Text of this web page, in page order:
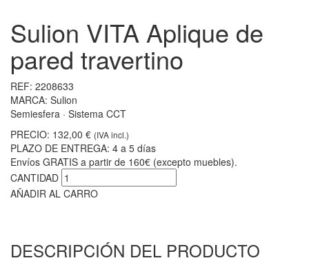
Sulion VITA Aplique de
pared travertino
REF: 2208633
MARCA: Sulion
Semiesfera · Sistema CCT
PRECIO: 132,00 € (IVA incl.)
PLAZO DE ENTREGA: 4 a 5 días
Envíos GRATIS a partir de 160€ (excepto muebles).
CANTIDAD
AÑADIR AL CARRO
DESCRIPCIÓN DEL PRODUCTO